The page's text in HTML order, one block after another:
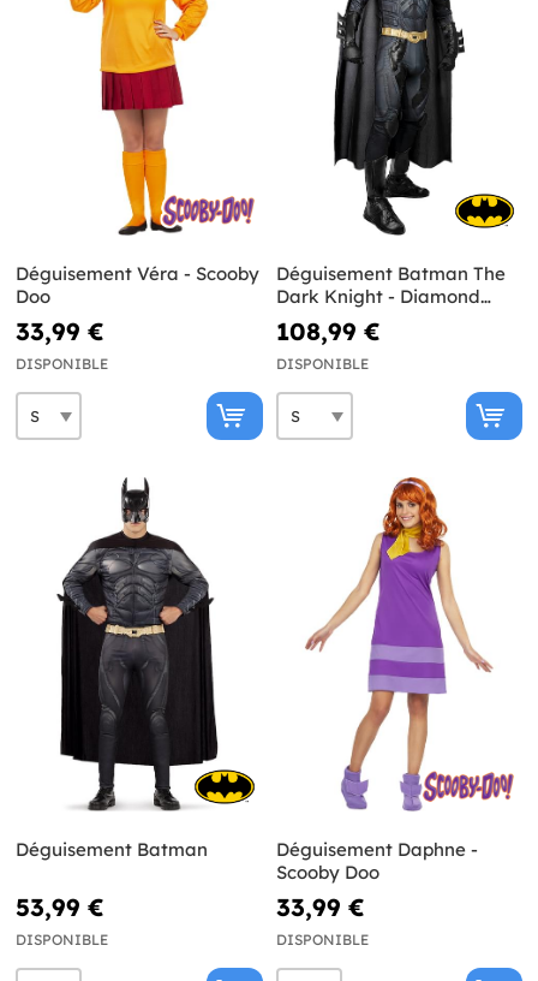
Déguisement Véra - Scooby
Doo
33,99 €
DISPONIBLE
Déguisement Batman The
Dark Knight - Diamond
Edition
108,99 €
DISPONIBLE
Déguisement Batman
53,99 €
DISPONIBLE
Déguisement Daphne -
Scooby Doo
33,99 €
DISPONIBLE